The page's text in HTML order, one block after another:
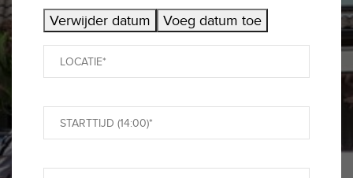
Verwijder datum Voeg datum toe